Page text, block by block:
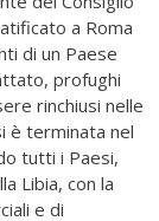
a Roma
di un Paese
profughi
rinchiusi nelle
è terminata nel
tutti i Paesi,
Libia, con la
e di